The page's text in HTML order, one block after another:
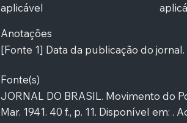
aplicável
Anotações
[Fonte 1] Data da publicação do jornal.
Fonte(s)
JORNAL DO BRASIL. Movimento do
Mar. 1941. 40 f., p. 11. Disponível em: .